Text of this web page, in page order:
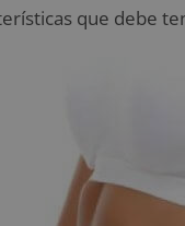
que debe